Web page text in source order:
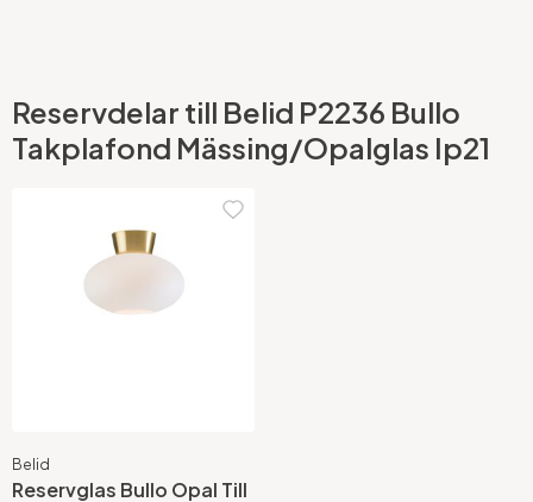
Reservdelar till Belid P2236 Bullo
Takplafond Mässing/Opalglas Ip21
Belid
Reservglas Bullo Opal Till